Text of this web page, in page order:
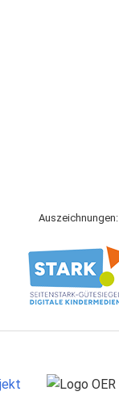
Auszeichnungen: